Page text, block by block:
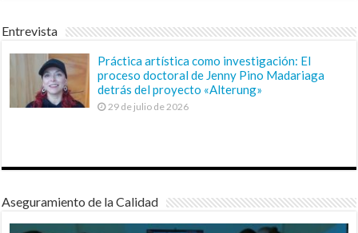
Entrevista
Práctica artística como investigación: El
proceso doctoral de Jenny Pino Madariaga
detrás del proyecto «Alterung»
29 de julio de 2026
Aseguramiento de la Calidad